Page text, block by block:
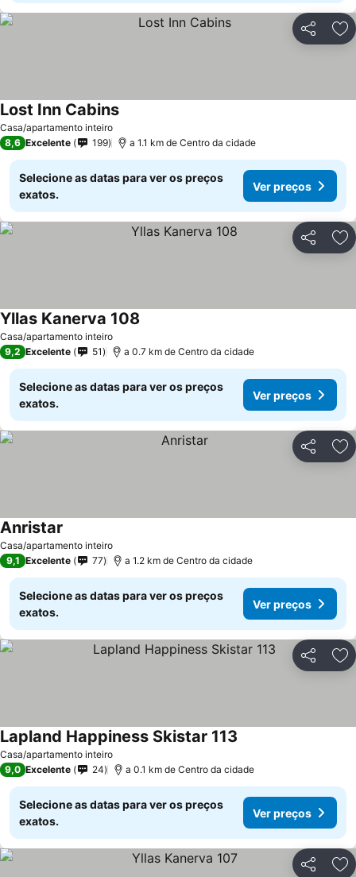
Partilhar
Casa/apartamento inteiro
Lost Inn Cabins
8,6 Excelente 199 a 1.1 km de Centro da cidade
Selecione as datas para ver os preços
exatos.
Ver preços
Partilhar
Casa/apartamento inteiro
Yllas Kanerva 108
9,2 Excelente 51 a 0.7 km de Centro da cidade
Selecione as datas para ver os preços
exatos.
Ver preços
Partilhar
Casa/apartamento inteiro
Anristar
9,1 Excelente 77 a 1.2 km de Centro da cidade
Selecione as datas para ver os preços
exatos.
Ver preços
Partilhar
Casa/apartamento inteiro
Lapland Happiness Skistar 113
9,0 Excelente 24 a 0.1 km de Centro da cidade
Selecione as datas para ver os preços
exatos.
Ver preços
Partilhar